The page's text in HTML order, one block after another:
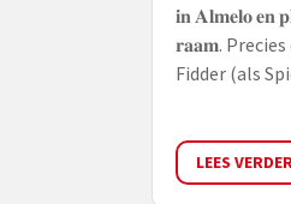
𝐢𝐧 𝐀𝐥𝐦𝐞𝐥𝐨 𝐞𝐧
𝐫𝐚𝐚𝐦.
Fidder (als
LEES